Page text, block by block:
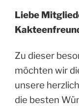
Liebe
Zu dieser
möchten wir
unsere
die besten